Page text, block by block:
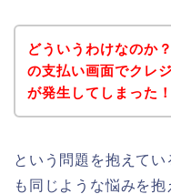
どういうわけなのか
の支払い画面でクレ
が発生してしまった！
という問題を抱えて
も同じような悩みを